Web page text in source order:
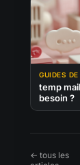
GUIDES
temp
besoin ?
← tous les